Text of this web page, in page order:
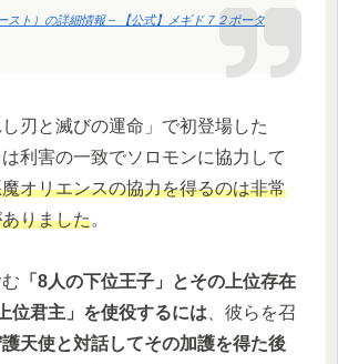
スト）の詳細情報 – 【公式】メギド７２ポータ
刃と滅びの運命」で初登場した
利害の一致でソロモンに協力して
オリエンスの協力を得るのは非常
りました。
「8人の下位王子」とその上位存在
位君主」を使役するには、彼らを召
天使と対話してその加護を得た後